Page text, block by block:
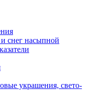
снег насыпной
украшения, свето-